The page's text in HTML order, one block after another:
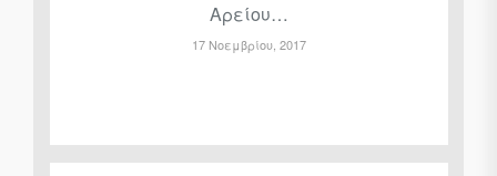
Αρείου…
17 Νοεμβρίου, 2017